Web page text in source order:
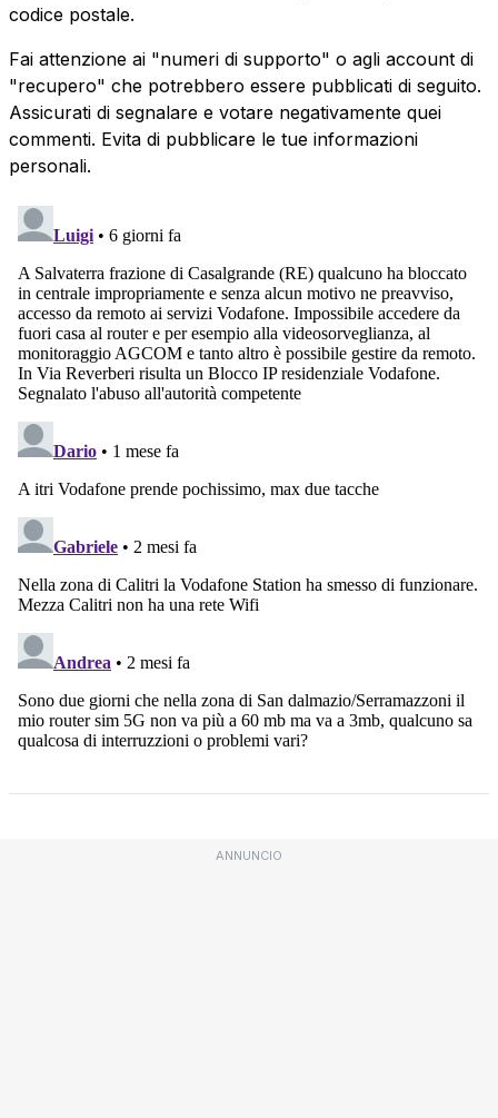
codice postale.
Fai attenzione ai "numeri di supporto" o agli account di
"recupero" che potrebbero essere pubblicati di seguito.
Assicurati di segnalare e votare negativamente quei
commenti. Evita di pubblicare le tue informazioni
personali.
ANNUNCIO